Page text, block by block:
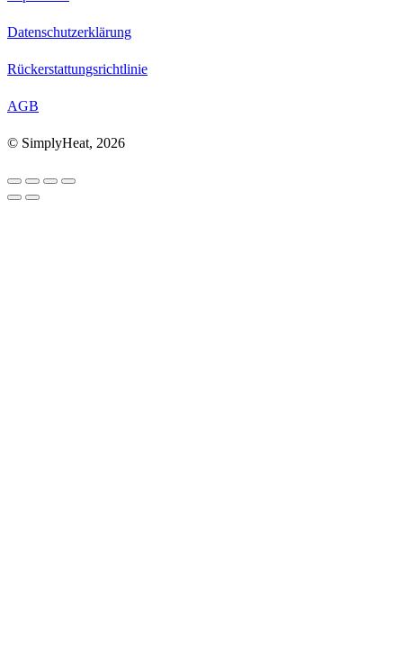
Datenschutzerklärung
Rückerstattungsrichtlinie
AGB
© SimplyHeat, 2026